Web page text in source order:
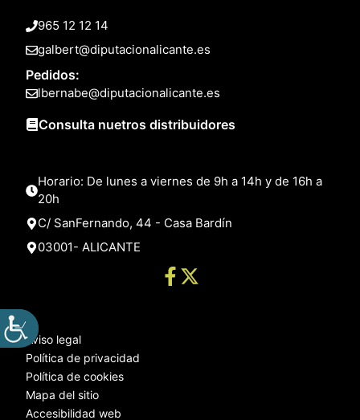
965 12 12 14
galbert@diputacionalicante.es
Pedidos:
lbernabe@diputacionalicante.es
Consulta nuetros distribuidores
Horario: De lunes a viernes de 9h a 14h y de 16h a
20h
C/ SanFernando, 44 - Casa Bardín
03001- ALICANTE
Aviso legal
Política de privacidad
Política de cookies
Mapa del sitio
Accesibilidad web